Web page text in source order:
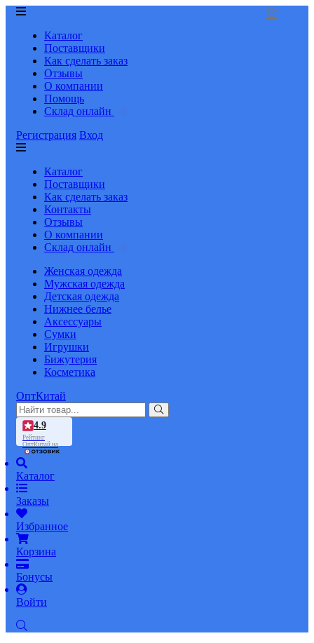
Каталог
Поставщики
Как сделать заказ
Отзывы
О компании
Помощь
Склад онлайн
Регистрация Вход
Каталог
Поставщики
Как сделать заказ
Контакты
Отзывы
О компании
Склад онлайн
Женская одежда
Мужская одежда
Детская одежда
Нижнее белье
Аксессуары
Сумки
Игрушки
Бижутерия
Косметика
ОптКитай
4.9
Рейтинг
ОптКитай на
Каталог
Заказы
Избранное
Корзина
Бонусы
Войти